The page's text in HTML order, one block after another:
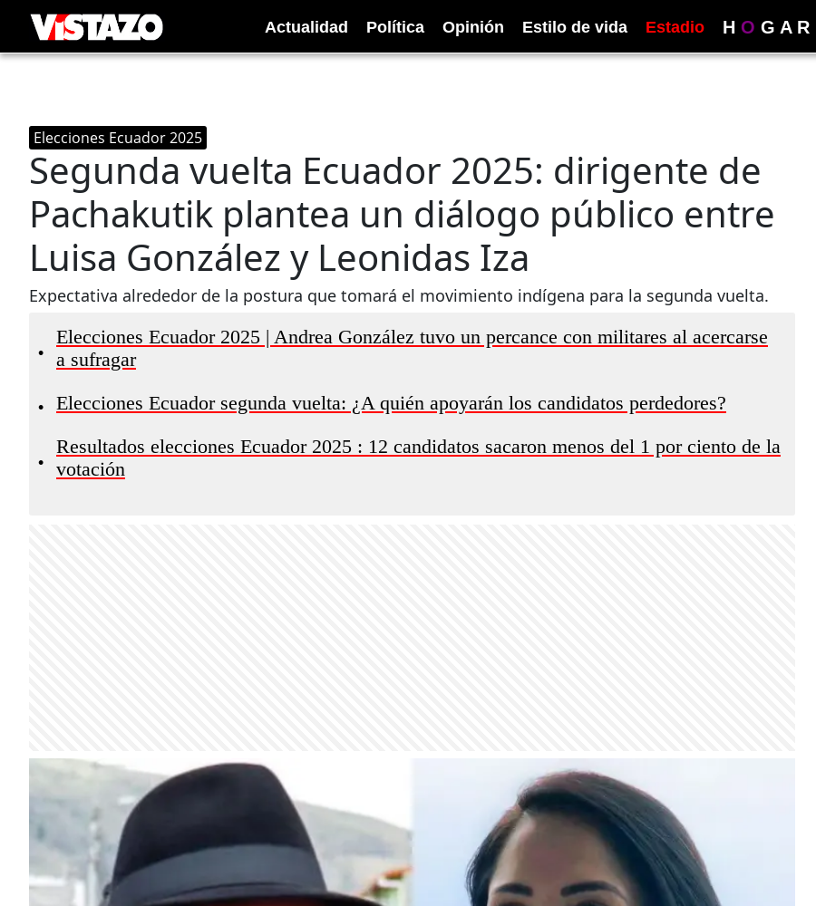
Actualidad Política Opinión Estilo de vida Estadio H O G A R
Elecciones Ecuador 2025
Segunda vuelta Ecuador 2025: dirigente de
Pachakutik plantea un diálogo público entre
Luisa González y Leonidas Iza
Expectativa alrededor de la postura que tomará el movimiento indígena para la segunda vuelta.
•
Elecciones Ecuador 2025 | Andrea González tuvo un percance con militares al acercarse
a sufragar
• Elecciones Ecuador segunda vuelta: ¿A quién apoyarán los candidatos perdedores?
•
Resultados elecciones Ecuador 2025 : 12 candidatos sacaron menos del 1 por ciento de la
votación